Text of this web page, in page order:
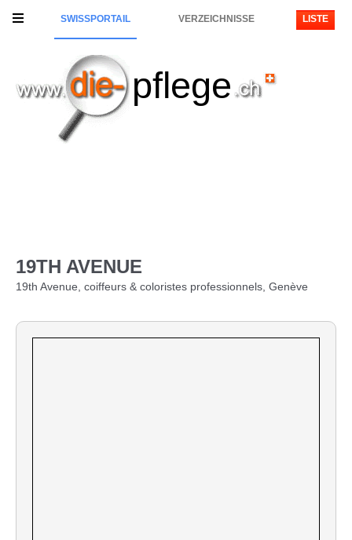
SWISSPORTAIL VERZEICHNISSE LISTE
pflege
19TH AVENUE
19th Avenue, coiffeurs & coloristes professionnels, Genève